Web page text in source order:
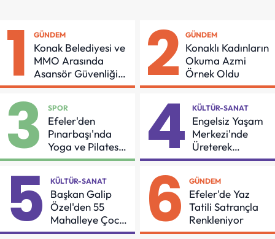
1 GÜNDEM
Konak Belediyesi ve
MMO Arasında
Asansör Güvenliği
İçin Önemli Protokol
2 GÜNDEM
Konaklı Kadınların
Okuma Azmi
Örnek Oldu
3 SPOR
Efeler'den
Pınarbaşı'nda
Yoga ve Pilates
Buluşması
4 KÜLTÜR-SANAT
Engelsiz Yaşam
Merkezi'nde
Üreterek
Güçleniyorlar
5 KÜLTÜR-SANAT
Başkan Galip
Özel'den 55
Mahalleye Çocuk
Şenliği
6 GÜNDEM
Efeler'de Yaz
Tatili Satrançla
Renkleniyor